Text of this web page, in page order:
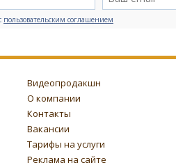
пользовательским соглашением
Видеопродакшн
О компании
Контакты
Вакансии
Тарифы на услуги
Реклама на сайте